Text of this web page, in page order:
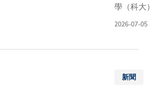
學（科大
（CO₂）
2026-07-05
新聞